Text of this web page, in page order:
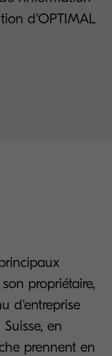
d'OPTIMAL
propriétaire,
d'entreprise
en
prennent en